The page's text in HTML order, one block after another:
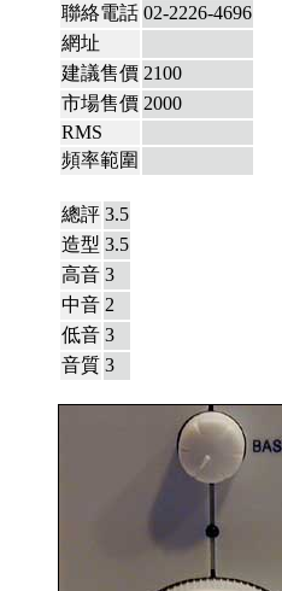
聯絡電話 02-2226-4696
網址
建議售價 2100
市場售價 2000
RMS
頻率範圍
總評 3.5
造型 3.5
高音 3
中音 2
低音 3
音質 3